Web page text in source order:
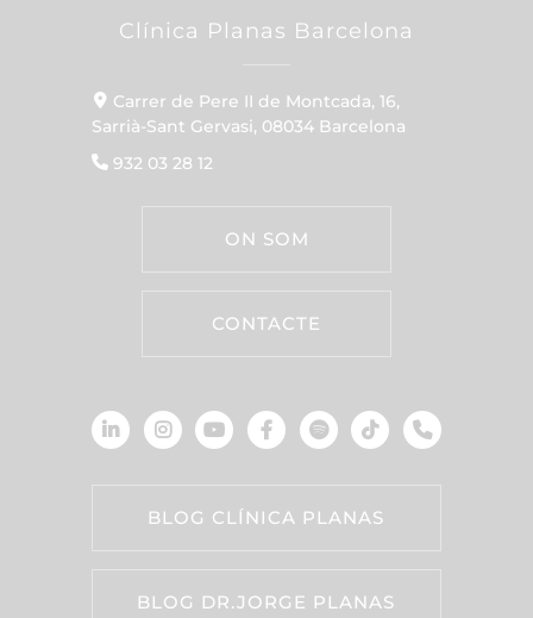
Clínica Planas Barcelona
Carrer de Pere II de Montcada, 16,
Sarrià-Sant Gervasi, 08034 Barcelona
932 03 28 12
ON SOM
CONTACTE
BLOG CLÍNICA PLANAS
BLOG DR.JORGE PLANAS